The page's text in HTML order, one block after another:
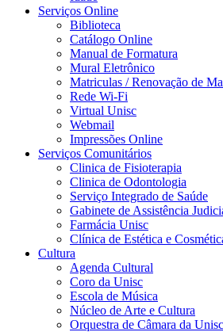
Serviços Online
Biblioteca
Catálogo Online
Manual de Formatura
Mural Eletrônico
Matriculas / Renovação de
Rede Wi-Fi
Virtual Unisc
Webmail
Impressões Online
Serviços Comunitários
Clinica de Fisioterapia
Clinica de Odontologia
Serviço Integrado de Saúde
Gabinete de Assistência
Farmácia Unisc
Clínica de Estética e
Cultura
Agenda Cultural
Coro da Unisc
Escola de Música
Núcleo de Arte e Cultura
Orquestra de Câmara da Unisc